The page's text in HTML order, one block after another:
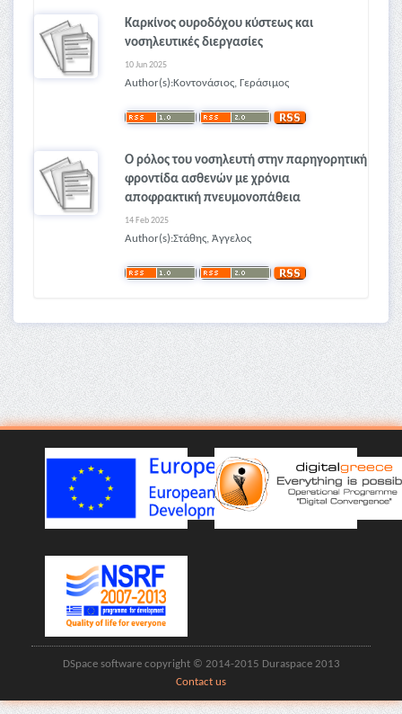
Καρκίνος ουροδόχου κύστεως και
νοσηλευτικές διεργασίες
10 Jun 2025
Author(s):Κοντονάσιος, Γεράσιμος
Ο ρόλος του νοσηλευτή στην παρηγορητική
φροντίδα ασθενών με χρόνια
αποφρακτική πνευμονοπάθεια
14 Feb 2025
Author(s):Στάθης, Άγγελος
DSpace software copyright © 2014-2015 Duraspace 2013
Contact us